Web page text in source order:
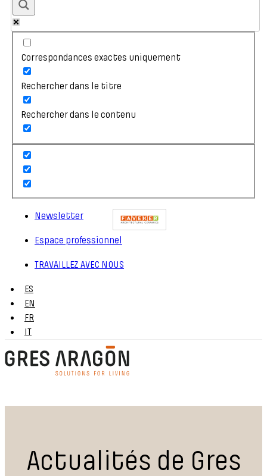
Correspondances exactes uniquement
Rechercher dans le titre
Rechercher dans le contenu
Newsletter
Espace professionnel
TRAVAILLEZ AVEC NOUS
ES
EN
FR
IT
Actualités de Gres